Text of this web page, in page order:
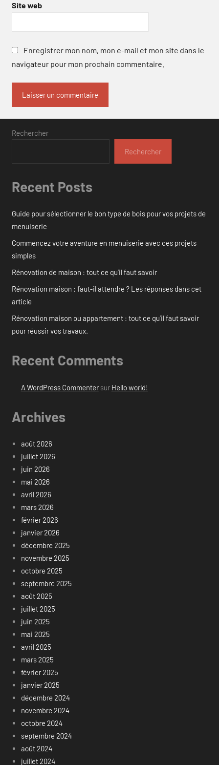
Site web
Enregistrer mon nom, mon e-mail et mon site dans le
navigateur pour mon prochain commentaire.
Rechercher
Rechercher
Recent Posts
Guide pour sélectionner le bon type de bois pour vos projets de
menuiserie
Commencez votre aventure en menuiserie avec ces projets
simples
Rénovation de maison : tout ce qu’il faut savoir
Rénovation maison : faut-il attendre ? Les réponses dans cet
article
Rénovation maison ou appartement : tout ce qu’il faut savoir
pour réussir vos travaux.
Recent Comments
A WordPress Commentersur Hello world!
Archives
août 2026
juillet 2026
juin 2026
mai 2026
avril 2026
mars 2026
février 2026
janvier 2026
décembre 2025
novembre 2025
octobre 2025
septembre 2025
août 2025
juillet 2025
juin 2025
mai 2025
avril 2025
mars 2025
février 2025
janvier 2025
décembre 2024
novembre 2024
octobre 2024
septembre 2024
août 2024
juillet 2024